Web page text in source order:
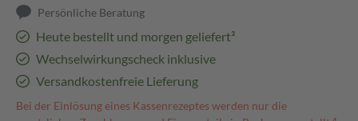
Persönliche Beratung
Heute bestellt und morgen geliefert³
Wechselwirkungscheck inklusive
Versandkostenfreie Lieferung
Bei der Einlösung eines Kassenrezeptes werden nur die